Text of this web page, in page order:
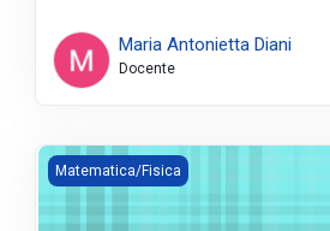
Maria Antonietta Diani
Docente
1I Fisica
Matematica/Fisica